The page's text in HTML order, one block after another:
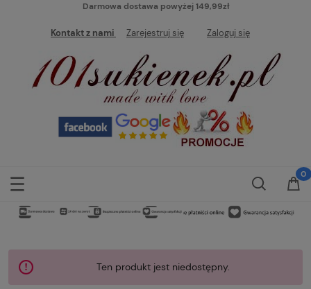
Darmowa dostawa powyżej 149,99zł
Kontakt z nami Zarejestruj się Zaloguj się
Ten produkt jest niedostępny.